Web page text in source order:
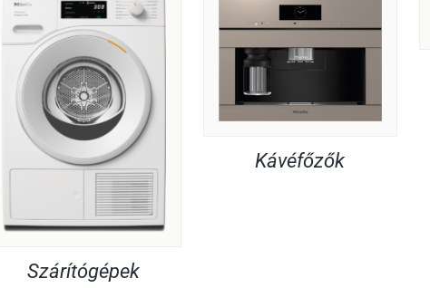
Szárítógépek
Kávéfőzők